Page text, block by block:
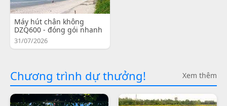
Máy hút chân không
DZQ600 - đóng gói nhanh
31/07/2026
Chương trình dự thưởng! Xem thêm